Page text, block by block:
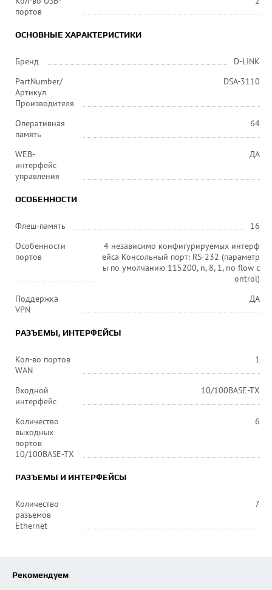
портов
ОСНОВНЫЕ ХАРАКТЕРИСТИКИ
Бренд
D-LINK
PartNumber/
Артикул
Производителя
DSA-3110
Оперативная
память
64
WEB-
интерфейс
управления
ДА
ОСОБЕННОСТИ
Флеш-память
16
Особенности
портов
4 независимо конфигурируемых интерф
ейса Консольный порт: RS-232 (параметр
ы по умолчанию 115200, n, 8, 1, no flow c
ontrol)
Поддержка
VPN
ДА
РАЗЪЕМЫ, ИНТЕРФЕЙСЫ
Кол-во портов
WAN
1
Входной
интерфейс
10/100BASE-TX
Количество
выходных
портов
10/100BASE-TX
6
РАЗЪЕМЫ И ИНТЕРФЕЙСЫ
Количество
разъемов
Ethernet
7
Рекомендуем